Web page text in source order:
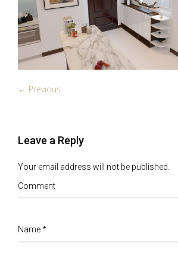
← Previous
Leave a Reply
Your email address will not be published.
Comment
Name*